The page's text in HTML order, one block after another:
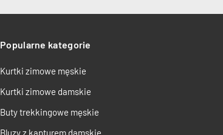
Popularne kategorie
Kurtki zimowe męskie
Kurtki zimowe damskie
Buty trekkingowe męskie
Bluzy z kapturem damskie